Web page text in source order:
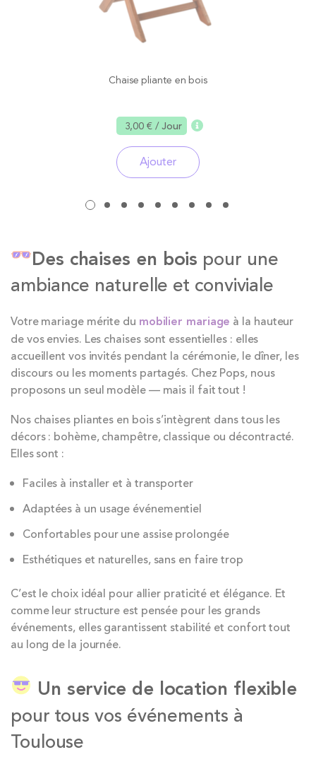
Chaise pliante en bois
3,00 €/ Jour
Ajouter
Des chaises en bois pour une
ambiance naturelle et conviviale
Votre mariage mérite du mobilier mariage à la hauteur
de vos envies. Les chaises sont essentielles : elles
accueillent vos invités pendant la cérémonie, le dîner, les
discours ou les moments partagés. Chez Pops, nous
proposons un seul modèle — mais il fait tout !
Nos chaises pliantes en bois s’intègrent dans tous les
décors : bohème, champêtre, classique ou décontracté.
Elles sont :
Faciles à installer et à transporter
Adaptées à un usage événementiel
Confortables pour une assise prolongée
Esthétiques et naturelles, sans en faire trop
C’est le choix idéal pour allier praticité et élégance. Et
comme leur structure est pensée pour les grands
événements, elles garantissent stabilité et confort tout
au long de la journée.
Un service de location flexible
pour tous vos événements à
Toulouse